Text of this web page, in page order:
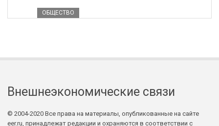
ОБЩЕСТВО
Внешнеэкономические связи
© 2004-2020 Все права на материалы, опубликованные на сайте
eer.ru, принадлежат редакции и охраняются в соответствии с